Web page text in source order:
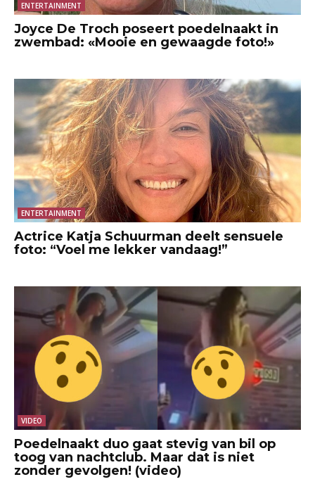
ENTERTAINMENT
Joyce De Troch poseert poedelnaakt in
zwembad: «Mooie en gewaagde foto!»
ENTERTAINMENT
Actrice Katja Schuurman deelt sensuele
foto: “Voel me lekker vandaag!”
VIDEO
Poedelnaakt duo gaat stevig van bil op
toog van nachtclub. Maar dat is niet
zonder gevolgen! (video)